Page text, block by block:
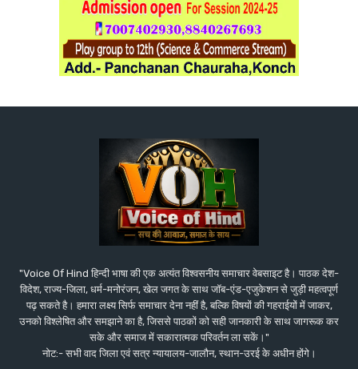
"Voice Of Hind हिन्दी भाषा की एक अत्यंत विश्वसनीय समाचार वेबसाइट है। पाठक देश-
विदेश, राज्य-जिला, धर्म-मनोरंजन, खेल जगत के साथ जॉब-एंड-एजुकेशन से जुड़ी महत्वपूर्ण
पढ़ सकते है। हमारा लक्ष्य सिर्फ समाचार देना नहीं है, बल्कि विषयों की गहराईयों में जाकर,
उनको विश्लेषित और समझाने का है, जिससे पाठकों को सही जानकारी के साथ जागरूक कर
सके और समाज में सकारात्मक परिवर्तन ला सकें।"
नोट:- सभी वाद जिला एवं सत्र न्यायालय-जालौन, स्थान-उरई के अधीन होंगे।